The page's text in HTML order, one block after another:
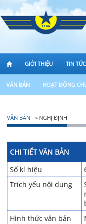
GIỚI THIỆU TIN
VĂN BẢN HOẠT ĐỘNG
VĂN BẢN » NGHỊ ĐỊNH
CHI TIẾT VĂN BẢN
Số kí hiệu
Trích yếu nội dung
Hình thức văn bản